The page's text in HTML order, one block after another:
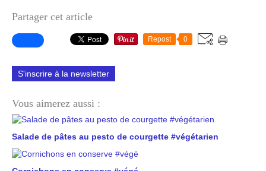
Partager cet article
Repost 0
S'inscrire à la newsletter
Vous aimerez aussi :
Salade de pâtes au pesto de courgette #végétarien